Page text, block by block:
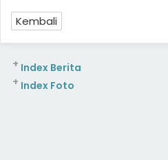
Kembali
Index Berita
+
Index Foto
+